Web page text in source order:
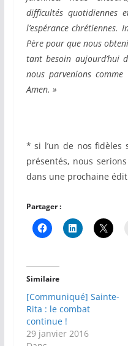
difficultés quotidiennes
l’espérance chrétiennes.
Père pour que nous
tant besoin aujourd’hui
nous parvenions
Amen. »
* si l’un de nos fidèles
présentés, nous
dans une prochaine
Partager :
Similaire
[Communiqué] Sainte-
Rita : le combat
continue !
29 janvier 2016